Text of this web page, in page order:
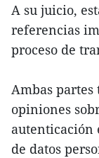
A su juicio,
referencias
proceso de
Ambas
opiniones
autenticación
de datos